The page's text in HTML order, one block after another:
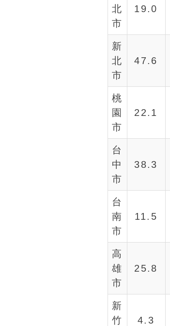
北
市
19.0
新
北
市
47.6
桃
園
市
22.1
台
中
市
38.3
台
南
市
11.5
高
雄
市
25.8
新
竹
4.3